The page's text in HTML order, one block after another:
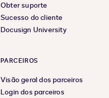
Obter suporte
Sucesso do cliente
Docusign University
PARCEIROS
Visão geral dos parceiros
Login dos parceiros